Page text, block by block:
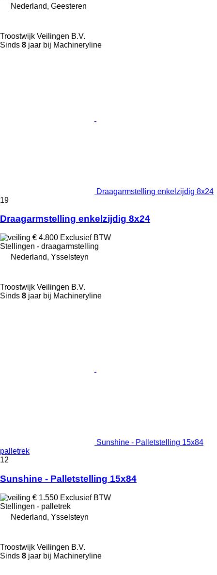
Nederland, Geesteren
Troostwijk Veilingen B.V.
Sinds 8 jaar bij Machineryline
Draagarmstelling enkelzijdig 8x24
19
Draagarmstelling enkelzijdig 8x24
€ 4.800 Exclusief BTW
Stellingen - draagarmstelling
Nederland, Ysselsteyn
Troostwijk Veilingen B.V.
Sinds 8 jaar bij Machineryline
Sunshine - Palletstelling 15x84
palletrek
12
Sunshine - Palletstelling 15x84
€ 1.550 Exclusief BTW
Stellingen - palletrek
Nederland, Ysselsteyn
Troostwijk Veilingen B.V.
Sinds 8 jaar bij Machineryline